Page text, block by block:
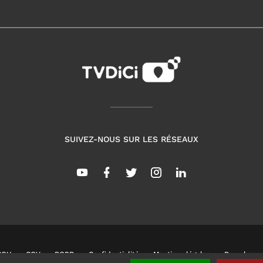
SUIVEZ-NOUS SUR LES RÉSEAUX
CGV RGPD Confidentialité Mentions légales Dans les